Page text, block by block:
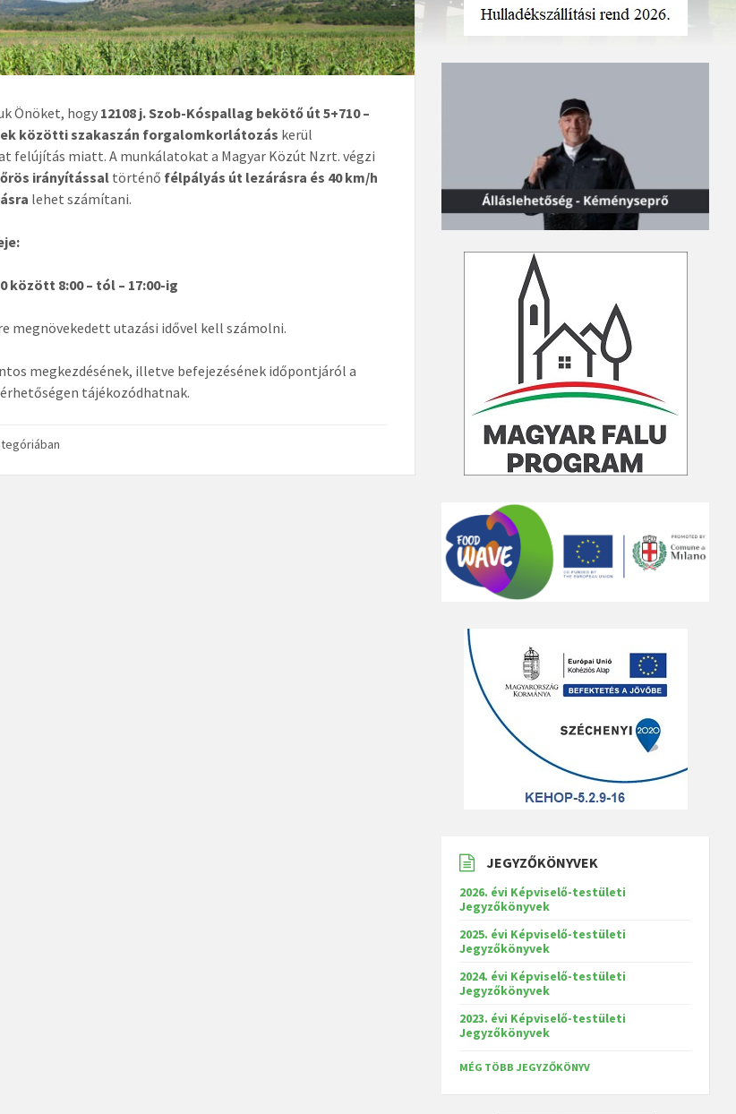
Önöket, hogy 12108 j.Szob-Kóspallag bekötő út5+710 –
közötti szakaszán forgalomkorlátozás kerül
felújítás miatt. A munkálatokat a Magyar Közút Nzrt. végzi
irányítással történő félpályás út lezárásra és 40 km/h
lehet számítani.
között 8:00 – tól – 17:00-ig
megnövekedett utazási idővel kell számolni.
megkezdésének, illetve befejezésének időpontjáról a
tájékozódhatnak.
JEGYZŐKÖNYVEK
2026. évi Képviselő-testületi
Jegyzőkönyvek
2025. évi Képviselő-testületi
Jegyzőkönyvek
2024. évi Képviselő-testületi
Jegyzőkönyvek
2023. évi Képviselő-testületi
Jegyzőkönyvek
MÉG TÖBB JEGYZŐKÖNYV